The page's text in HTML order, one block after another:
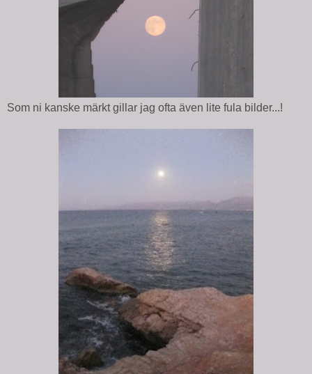
Som ni kanske märkt gillar jag ofta även lite fula bilder...!